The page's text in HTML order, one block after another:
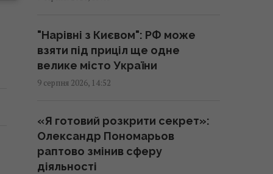
Три яблука сховалися серед
птахів: на їх пошуки дають лише
11 секунд
Випросила рецепт кабачків по-
корейськи у продавця на ринку:
готую їх просто так і на зиму
"Нарівні з Києвом": РФ може
взяти під приціл ще одне
велике місто України
9 серпня 2026, 14:52
«Я готовий розкрити секрет»:
Олександр Пономарьов
раптово змінив сферу
діяльності